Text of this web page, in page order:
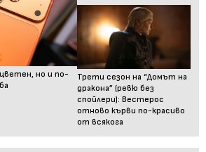
но и по-
Трети сезон на “Домът на
дракона” (ревю без
спойлери): Вестерос
отново кърви по-красиво
от всякога